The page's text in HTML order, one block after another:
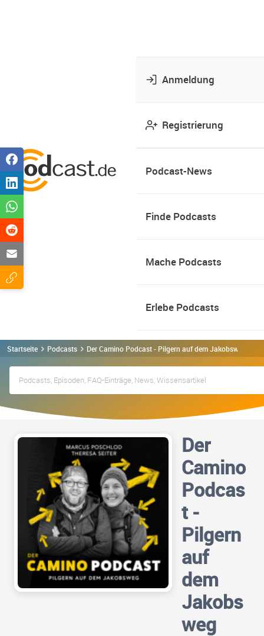
Anmeldung
Registrierung
Podcast-News
Finde Podcasts
Mache Podcasts
Erlebe Podcasts
Startseite Podcasts Der Camino Podcast - Pilgern auf dem Jakobsweg
Der
Camino
Podcas
t -
Pilgern
auf
dem
Jakobs
weg